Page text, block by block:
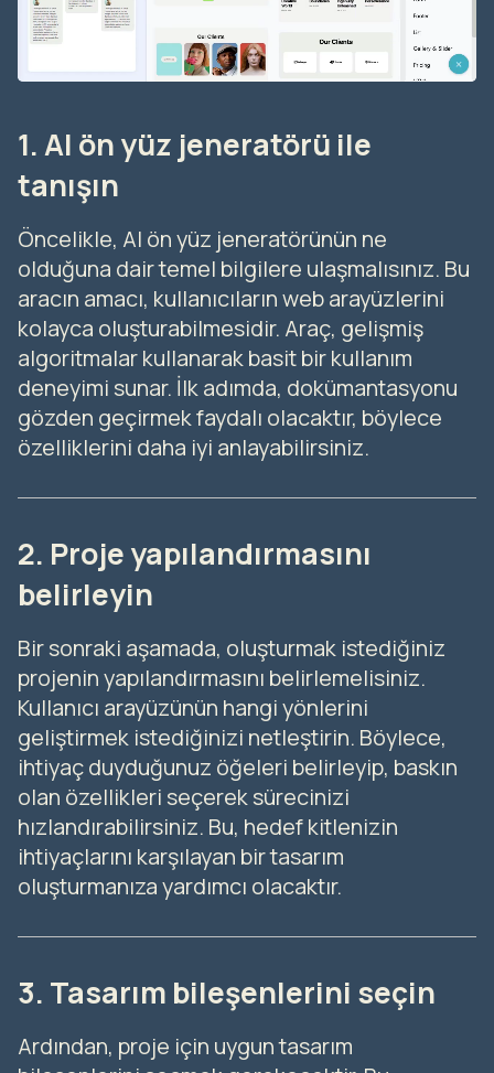
1. AI ön yüz jeneratörü ile
tanışın
Öncelikle, AI ön yüz jeneratörünün ne
olduğuna dair temel bilgilere ulaşmalısınız. Bu
aracın amacı, kullanıcıların web arayüzlerini
kolayca oluşturabilmesidir. Araç, gelişmiş
algoritmalar kullanarak basit bir kullanım
deneyimi sunar. İlk adımda, dokümantasyonu
gözden geçirmek faydalı olacaktır, böylece
özelliklerini daha iyi anlayabilirsiniz.
2. Proje yapılandırmasını
belirleyin
Bir sonraki aşamada, oluşturmak istediğiniz
projenin yapılandırmasını belirlemelisiniz.
Kullanıcı arayüzünün hangi yönlerini
geliştirmek istediğinizi netleştirin. Böylece,
ihtiyaç duyduğunuz öğeleri belirleyip, baskın
olan özellikleri seçerek sürecinizi
hızlandırabilirsiniz. Bu, hedef kitlenizin
ihtiyaçlarını karşılayan bir tasarım
oluşturmanıza yardımcı olacaktır.
3. Tasarım bileşenlerini seçin
Ardından, proje için uygun tasarım